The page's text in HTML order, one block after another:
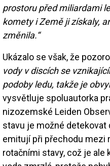
prostoru před miliardami
komety i Země ji získaly,
změnila.“
Ukázalo se však, že
vody v discích se
podoby ledu, takže je
vysvětluje spoluautorka
nizozemské Leiden
stavu je možné detekovat
emitují při přechodu mezi
rotačními stavy, což je ale